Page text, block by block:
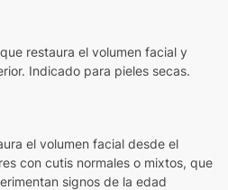
restaura el volumen facial y
Indicado para pieles secas.
el volumen facial desde el
con cutis normales o mixtos, que
signos de la edad